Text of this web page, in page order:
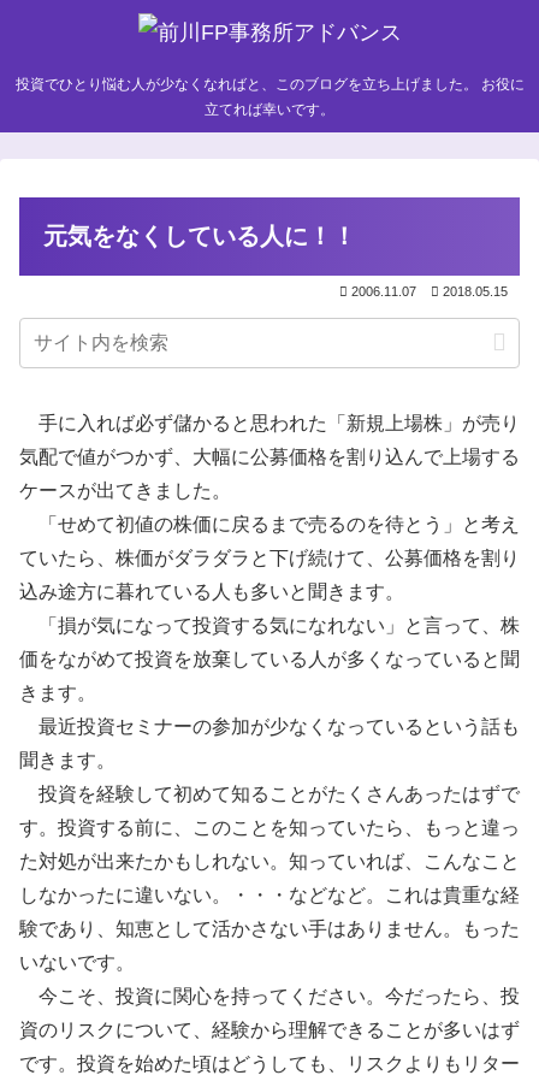
投資でひとり悩む人が少なくなればと、このブログを立ち上げました。 お役に
立てれば幸いです。
元気をなくしている人に！！
2006.11.07 2018.05.15
手に入れば必ず儲かると思われた「新規上場株」が売り
気配で値がつかず、大幅に公募価格を割り込んで上場する
ケースが出てきました。
「せめて初値の株価に戻るまで売るのを待とう」と考え
ていたら、株価がダラダラと下げ続けて、公募価格を割り
込み途方に暮れている人も多いと聞きます。
「損が気になって投資する気になれない」と言って、株
価をながめて投資を放棄している人が多くなっていると聞
きます。
最近投資セミナーの参加が少なくなっているという話も
聞きます。
投資を経験して初めて知ることがたくさんあったはずで
す。投資する前に、このことを知っていたら、もっと違っ
た対処が出来たかもしれない。知っていれば、こんなこと
しなかったに違いない。・・・などなど。これは貴重な経
験であり、知恵として活かさない手はありません。もった
いないです。
今こそ、投資に関心を持ってください。今だったら、投
資のリスクについて、経験から理解できることが多いはず
です。投資を始めた頃はどうしても、リスクよりもリター